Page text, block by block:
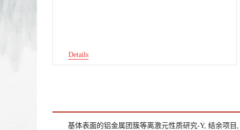
Details
基体表面的铝金属团簇等离激元性质研究-Y, 结余项目,